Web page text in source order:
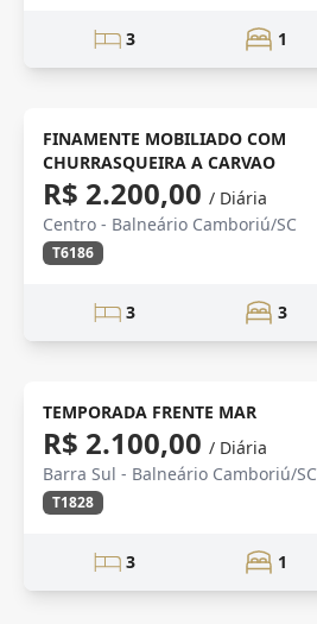
3 1
FINAMENTE MOBILIADO COM
CHURRASQUEIRA A CARVAO
R$ 2.200,00 / Diária
Centro - Balneário Camboriú/SC
T6186
3 3
TEMPORADA
TEMPORADA FRENTE MAR
R$ 2.100,00 / Diária
Barra Sul - Balneário Camboriú/SC
T1828
3 1